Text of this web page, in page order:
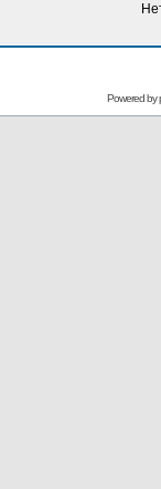
Powered by